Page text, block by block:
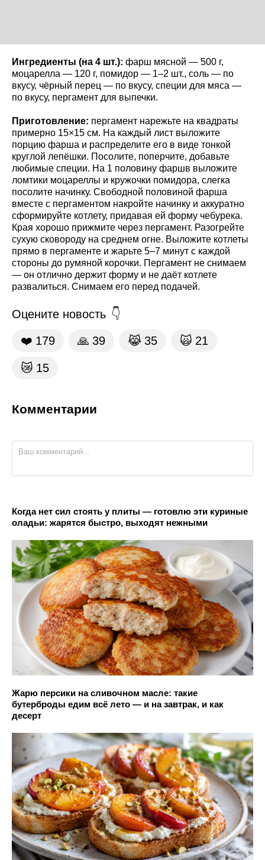
Ингредиенты (на 4 шт.): фарш мясной — 500 г,
моцарелла — 120 г, помидор — 1–2 шт., соль — по
вкусу, чёрный перец — по вкусу, специи для мяса —
по вкусу, пергамент для выпечки.
Приготовление: пергамент нарежьте на квадраты
примерно 15×15 см. На каждый лист выложите
порцию фарша и распределите его в виде тонкой
круглой лепёшки. Посолите, поперчите, добавьте
любимые специи. На 1 половину фаршв выложите
ломтики моцареллы и кружочки помидора, слегка
посолите начинку. Свободной половиной фарша
вместе с пергаментом накройте начинку и аккуратно
сформируйте котлету, придавая ей форму чебурека.
Края хорошо прижмите через пергамент. Разогрейте
сухую сковороду на среднем огне. Выложите котлеты
прямо в пергаменте и жарьте 5–7 минут с каждой
стороны до румяной корочки. Пергамент не снимаем
— он отлично держит форму и не даёт котлете
развалиться. Снимаем его перед подачей.
Оцените новость
❤️ 179 🙏 39 😹 35 🙀 21
😿 15
Комментарии
Когда нет сил стоять у плиты — готовлю эти куриные
оладьи: жарятся быстро, выходят нежными
Жарю персики на сливочном масле: такие
бутерброды едим всё лето — и на завтрак, и как
десерт